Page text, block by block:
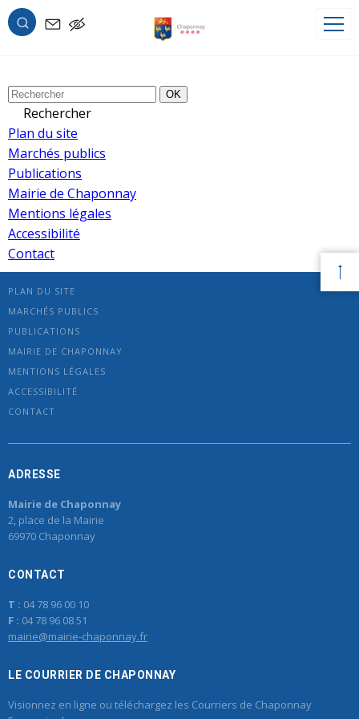
Archives de tags : centre
Désolé, aucun contenu disponible.
OK
Rechercher
Plan du site
Marchés publics
Publications
Mairie de Chaponnay
Mentions légales
Accessibilité
Contact
PLAN DU SITE
MARCHÉS PUBLICS
PUBLICATIONS
MAIRIE DE CHAPONNAY
MENTIONS LÉGALES
ACCESSIBILITÉ
CONTACT
ADRESSE
Mairie de Chaponnay
2, place de la Mairie
69970 Chaponnay
CONTACT
T : 04 78 96 00 10
F : 04 78 96 08 51
mairie@mairie-chaponnay.fr
LE COURRIER DE CHAPONNAY
Visionnez en ligne ou téléchargez les Courriers de Chaponnay